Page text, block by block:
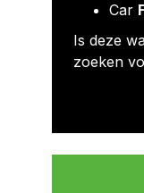
Car
Is deze
zoeken